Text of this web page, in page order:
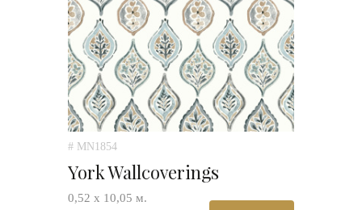
# MN1854
York Wallcoverings
0,52 х 10,05 м.